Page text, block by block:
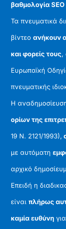
βαθμολογία SEO
Τα πνευματικά
βίντεοανήκουν
και φορείς τους,
Ευρωπαϊκή
πνευματικής
Η
ορίων της
19 Ν. 2121/1993),
με αυτόματη
αρχικό
Επειδή η
είναιπλήρως
καμία ευθύνη